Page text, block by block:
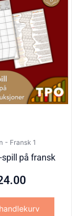
- Fransk 1
spill på fransk